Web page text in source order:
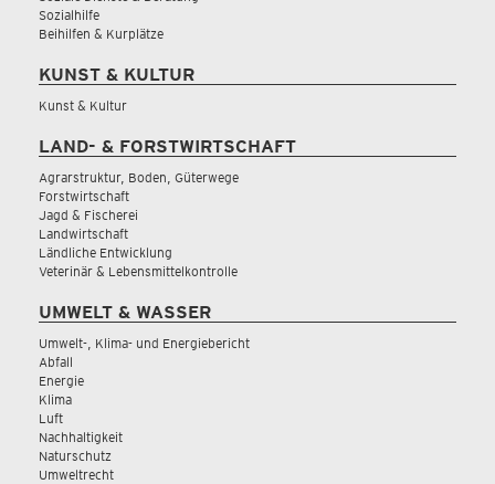
Sozialhilfe
Beihilfen & Kurplätze
KUNST & KULTUR
Kunst & Kultur
LAND- & FORSTWIRTSCHAFT
Agrarstruktur, Boden, Güterwege
Forstwirtschaft
Jagd & Fischerei
Landwirtschaft
Ländliche Entwicklung
Veterinär & Lebensmittelkontrolle
UMWELT & WASSER
Umwelt-, Klima- und Energiebericht
Abfall
Energie
Klima
Luft
Nachhaltigkeit
Naturschutz
Umweltrecht